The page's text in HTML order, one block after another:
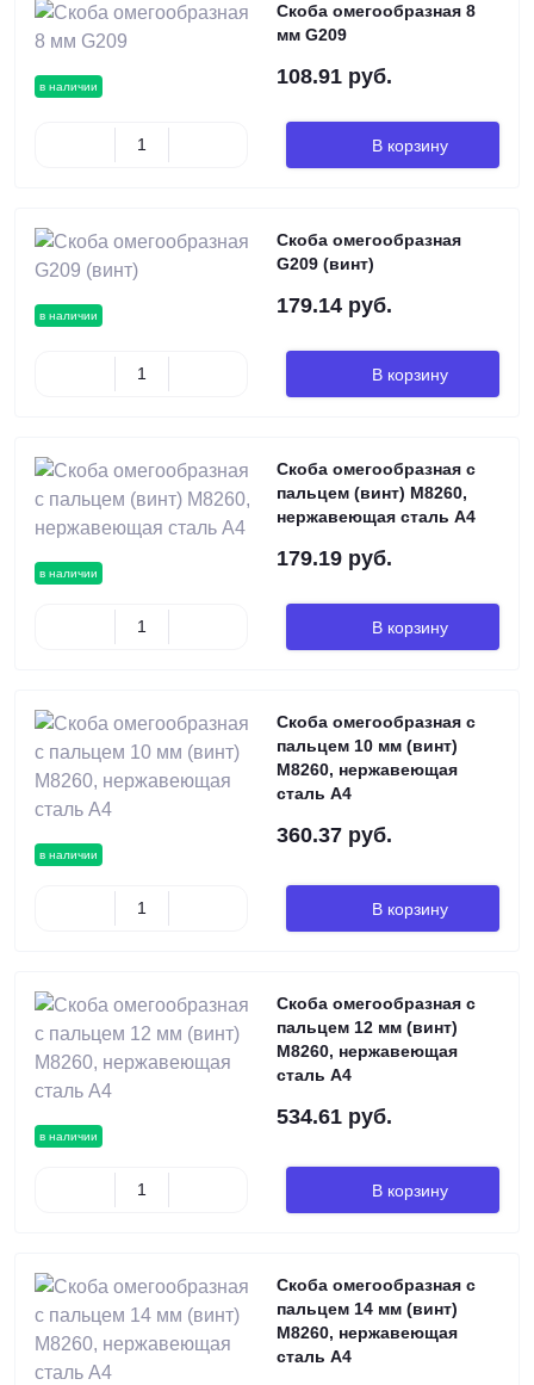
в наличии
Скоба омегообразная 8
мм G209
108.91 руб.
В корзину
в наличии
Скоба омегообразная
G209 (винт)
179.14 руб.
В корзину
в наличии
Скоба омегообразная с
пальцем (винт) M8260,
нержавеющая сталь А4
179.19 руб.
В корзину
в наличии
Скоба омегообразная с
пальцем 10 мм (винт)
M8260, нержавеющая
сталь А4
360.37 руб.
В корзину
в наличии
Скоба омегообразная с
пальцем 12 мм (винт)
M8260, нержавеющая
сталь А4
534.61 руб.
В корзину
Скоба омегообразная с
пальцем 14 мм (винт)
M8260, нержавеющая
сталь А4